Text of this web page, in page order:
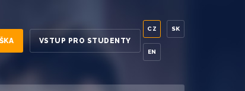
VSTUP PRO STUDENTY
CZ
EN
SK